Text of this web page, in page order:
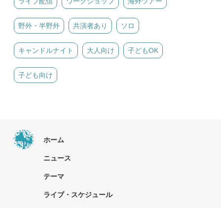
野外・半野外 共演者あり ソロ
キャンドルナイト 大人向け 子どもOK
子ども向け
ホーム
ニュース
テーマ
ライブ・スケジュール